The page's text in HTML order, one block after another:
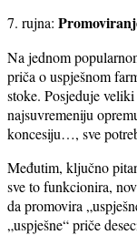
7. rujna:
Na jednom
priča o uspješnom
stoke. Posjeduje
najsuvremeniju
koncesiju…, sve
Međutim, ključno
sve to funkcionira,
da promovira
„uspješne“ priče